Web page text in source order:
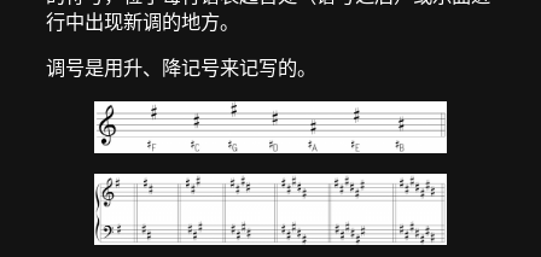
行中出现新调的地方。
调号是用升、降记号来记写的。